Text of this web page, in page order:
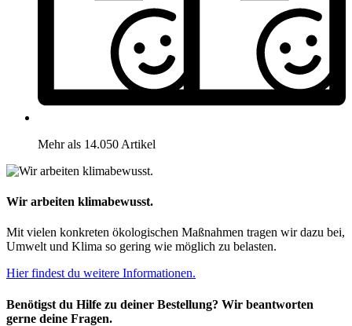
Mehr als 14.050 Artikel
Wir arbeiten klimabewusst.
Mit vielen konkreten ökologischen Maßnahmen tragen wir dazu bei,
Umwelt und Klima so gering wie möglich zu belasten.
Hier findest du weitere Informationen.
Benötigst du Hilfe zu deiner Bestellung? Wir beantworten
gerne deine Fragen.